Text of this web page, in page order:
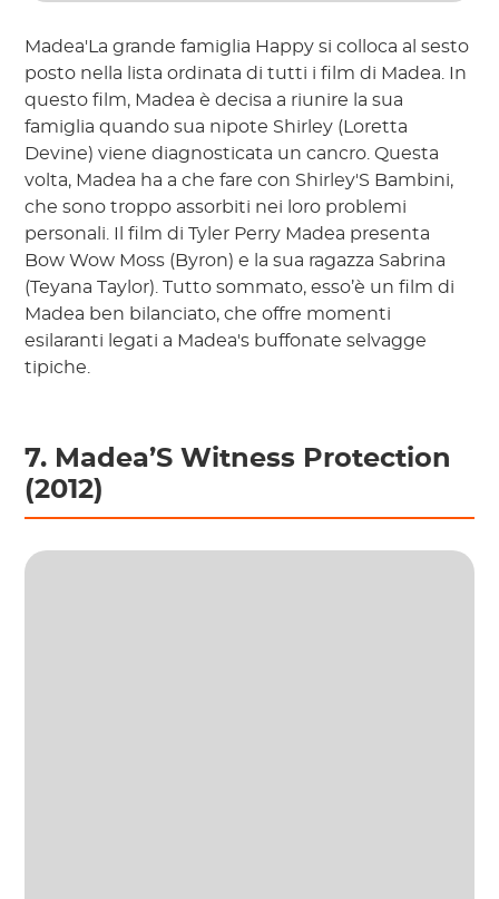
Madea'La grande famiglia Happy si colloca al sesto
posto nella lista ordinata di tutti i film di Madea. In
questo film, Madea è decisa a riunire la sua
famiglia quando sua nipote Shirley (Loretta
Devine) viene diagnosticata un cancro. Questa
volta, Madea ha a che fare con Shirley'S Bambini,
che sono troppo assorbiti nei loro problemi
personali. Il film di Tyler Perry Madea presenta
Bow Wow Moss (Byron) e la sua ragazza Sabrina
(Teyana Taylor). Tutto sommato, esso’è un film di
Madea ben bilanciato, che offre momenti
esilaranti legati a Madea's buffonate selvagge
tipiche.
7. Madea’S Witness Protection
(2012)